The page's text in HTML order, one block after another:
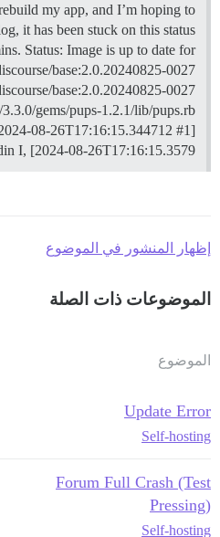
my app, and I’m hoping to
it has been stuck on this status
Status: Image is up to date for
base:2.0.20240825-0027
base:2.0.20240825-0027
gems/pups-1.2.1/lib/pups.rb
08-26T17:16:15.344712 #1]
I, [2024-08-26T17:16:15.3579…
إظهار المنشور في الموضوع
الموضوعات ذات الصلة
الموضوع
Update Error
Self-hosting
Forum Full Crash (Test
Pressing)
Self-hosting